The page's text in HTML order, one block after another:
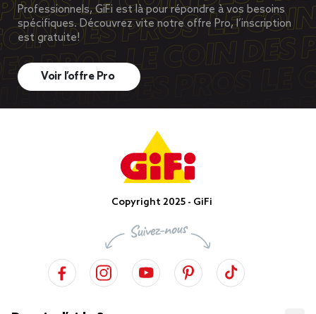
Professionnels, GiFi est là pour répondre à vos besoins
spécifiques. Découvrez vite notre offre Pro, l’inscription
est gratuite!
Voir l’offre Pro
Copyright 2025 - GiFi